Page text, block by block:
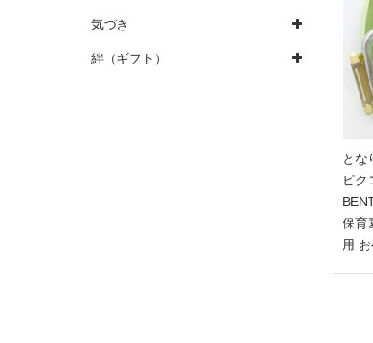
とな
ピク
保育
用
気づき
絆（ギフト）